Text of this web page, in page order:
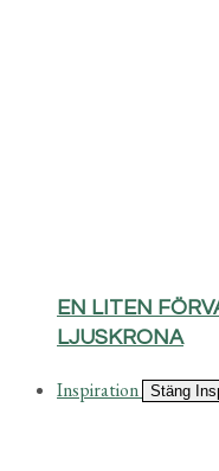
EN LITEN
LJUSKRONA
Inspiration Stäng